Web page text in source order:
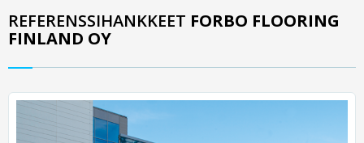
REFERENSSIHANKKEET FORBO FLOORING
FINLAND OY